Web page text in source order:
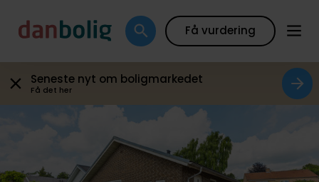
Få vurdering
Seneste nyt om boligmarkedet
Få det her
Galleri Plantegning Boligfakta Kort